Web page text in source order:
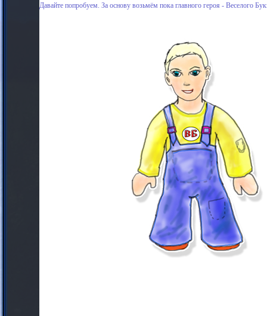
Давайте попробуем. За основу возьмём пока главного героя - Веселого